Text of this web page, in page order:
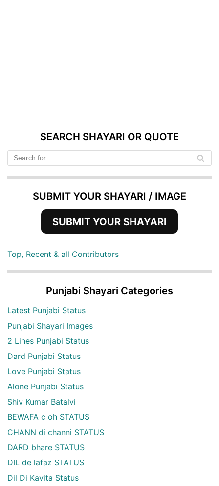
SEARCH SHAYARI OR QUOTE
SUBMIT YOUR SHAYARI / IMAGE
SUBMIT YOUR SHAYARI
Top, Recent & all Contributors
Punjabi Shayari Categories
Latest Punjabi Status
Punjabi Shayari Images
2 Lines Punjabi Status
Dard Punjabi Status
Love Punjabi Status
Alone Punjabi Status
Shiv Kumar Batalvi
BEWAFA c oh STATUS
CHANN di channi STATUS
DARD bhare STATUS
DIL de lafaz STATUS
Dil Di Kavita Status